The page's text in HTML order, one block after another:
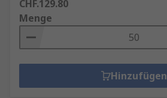
CHF.129.80
Menge
Hinzufügen